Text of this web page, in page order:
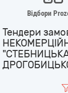
Відбори
Тендери